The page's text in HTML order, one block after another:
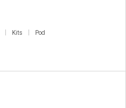
Kits Pod